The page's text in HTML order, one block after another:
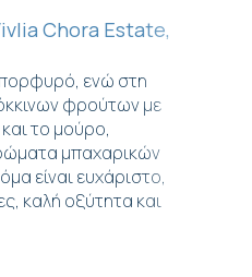
Chora Estate,
ενώ στη
φρούτων με
το μούρο,
μπαχαρικών
είναι ευχάριστο,
καλή οξύτητα και